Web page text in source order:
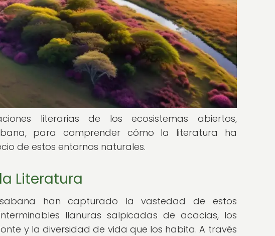
literarias de los ecosistemas abiertos,
para comprender cómo la literatura ha
de estos entornos naturales.
Literatura
han capturado la vastedad de estos
llanuras salpicadas de acacias, los
y la diversidad de vida que los habita. A través